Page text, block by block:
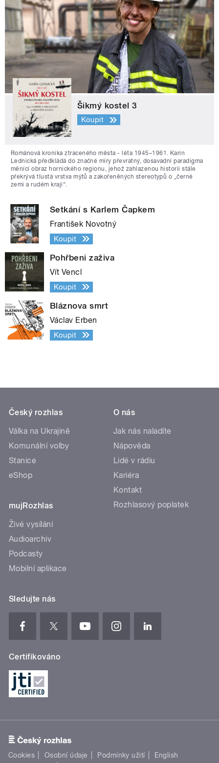
Šikmý kostel 3
Koupit
Románová kronika ztraceného města - léta 1945–1961. Karin
Lednická předkládá do značné míry převratný, dosavadní paradigma
měnící obraz hornického regionu, jehož zahlazenou historii stále
překrývá tlustá vrstva mýtů a zakořeněných stereotypů o „černé
zemi a rudém kraji“.
Setkání s Karlem Čapkem
František Novotný
Koupit
Pohřbeni zaživa
Vít Vencl
Koupit
Bláznova smrt
Václav Erben
Koupit
Český rozhlas
Válka na Ukrajině
Komunální volby
Stanice
eShop
mujRozhlas
Živé vysílání
Audioarchiv
Podcasty
Mobilní aplikace
O nás
Jak nás naladíte
Nápověda
Lidé v rádiu
Kariéra
Kontakt
Rozhlasový poplatek
Sledujte nás
Certifikováno
Cookies Osobní údaje Podmínky užití English